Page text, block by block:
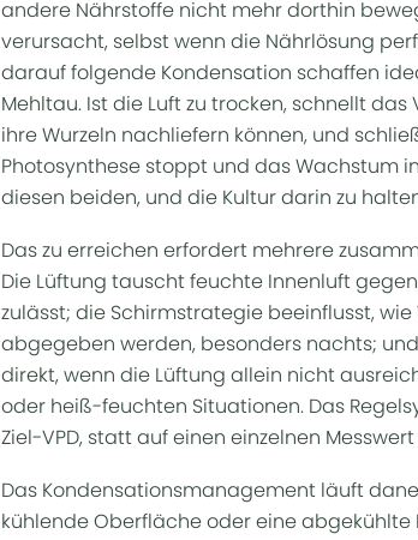
andere Nährstoffe nicht mehr dorthin
verursacht, selbst wenn die Nährlösung
darauf folgende Kondensation schaffen
Mehltau. Ist die Luft zu trocken, schnellt
ihre Wurzeln nachliefern können, und
Photosynthese stoppt und das Wachstum
diesen beiden, und die Kultur darin zu
Das zu erreichen erfordert mehrere
Die Lüftung tauscht feuchte Innenluft
zulässt; die Schirmstrategie beeinflusst,
abgegeben werden, besonders nachts;
direkt, wenn die Lüftung allein nicht
oder heiß-feuchten Situationen. Das
Ziel-VPD, statt auf einen einzelnen
Das Kondensationsmanagement läuft
kühlende Oberfläche oder eine abgekühlte